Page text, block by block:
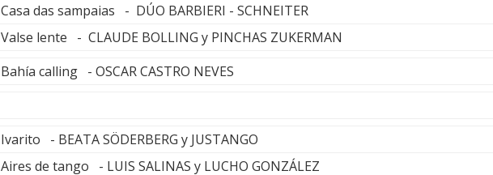
Casa das sampaias - DÚO BARBIERI - SCHNEITER
Valse lente - CLAUDE BOLLING y PINCHAS ZUKERMAN
Bahía calling - OSCAR CASTRO NEVES
Ivarito - BEATA SÖDERBERG y JUSTANGO
Aires de tango - LUIS SALINAS y LUCHO GONZÁLEZ